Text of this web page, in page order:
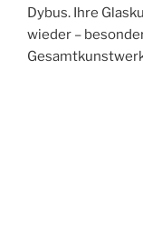
Dybus. Ihre
wieder –